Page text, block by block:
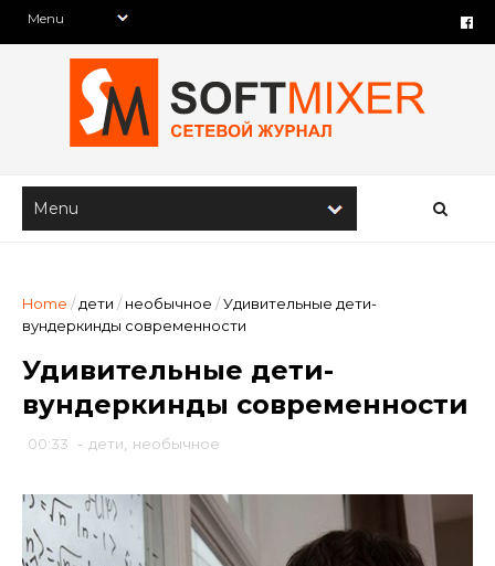
Home / дети / необычное /Удивительные дети-
вундеркинды современности
Удивительные дети-
вундеркинды современности
00:33 - дети необычное